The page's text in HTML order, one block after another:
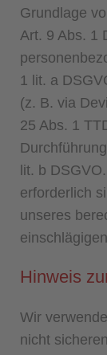
Grundlage
Art. 9 Abs. 1
1 lit. a
(z. B. via
25 Abs. 1
lit. b
erforderlich
unseres
Hinweis
Wir
nicht